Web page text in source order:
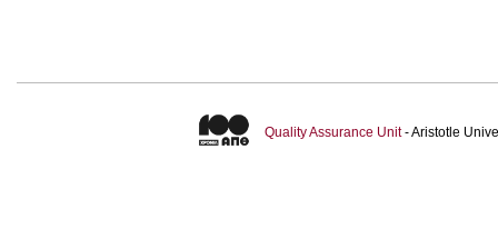
Quality Assurance Unit- Aristotle